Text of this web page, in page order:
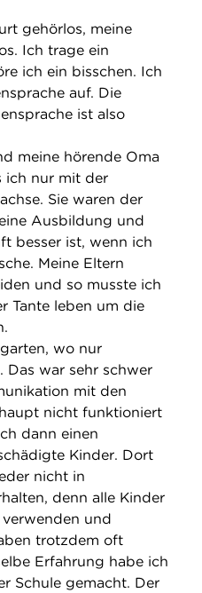
gehörlos, meine
Ich trage ein
ich ein bisschen. Ich
auf. Die
ist also
meine hörende Oma
ich nur mit der
Sie waren der
Ausbildung und
besser ist, wenn ich
Meine Eltern
und so musste ich
Tante leben um die
wo nur
Das war sehr schwer
mit den
nicht funktioniert
dann einen
Kinder. Dort
nicht in
denn alle Kinder
und
trotzdem oft
Erfahrung habe ich
Schule gemacht. Der